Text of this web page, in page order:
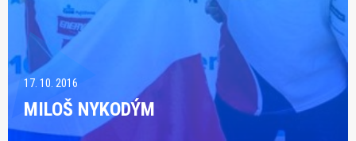
17. 10. 2016
MILOŠ NYKODÝM